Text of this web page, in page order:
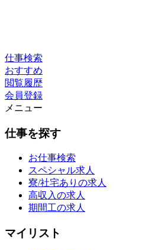
仕事検索
おすすめ
閲覧履歴
会員登録
メニュー
仕事を探す
お仕事検索
スペシャル求人
寮/社宅ありの求人
高収入の求人
期間工の求人
マイリスト